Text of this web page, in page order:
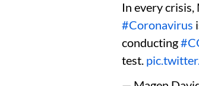
In every crisis,
#Coronavirus
conducting
test.